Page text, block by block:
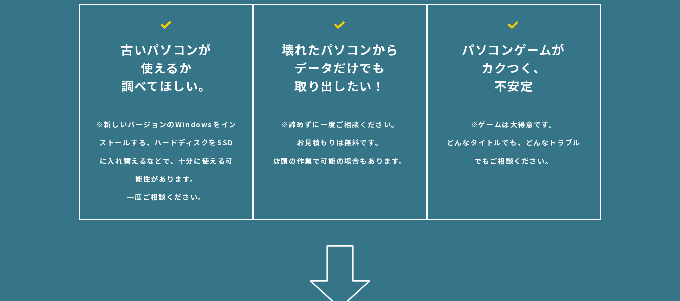
古いパソコンが
使えるか
調べてほしい。
※新しいバージョンのWindowsをイン
ストールする、ハードディスクをSSD
に入れ替えるなどで、十分に使える可
能性があります。
一度ご相談ください。
壊れたパソコンから
データだけでも
取り出したい！
※諦めずに一度ご相談ください。
お見積もりは無料です。
店頭の作業で可能の場合もあります。
パソコンゲームが
カクつく、
不安定
※ゲームは大得意です。
どんなタイトルでも、どんなトラブル
でもご相談ください。